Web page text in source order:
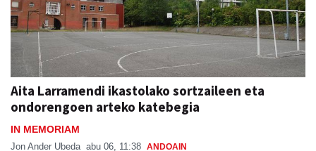
Aita Larramendi ikastolako sortzaileen eta
ondorengoen arteko katebegia
IN MEMORIAM
Jon Ander Ubeda abu 06, 11:38 ANDOAIN